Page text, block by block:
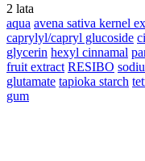
2 lata
aqua avena sativa kernel
caprylyl/capryl glucoside
glycerin hexyl cinnamal
fruit extract RESIBO
glutamate tapioka starch
gum